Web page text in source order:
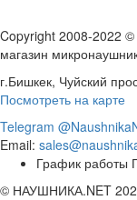
Copyright 2008-2022
магазин
г.Бишкек, Чуйский
Посмотреть на карте
Telegram
Email:
График работы
© НАУШНИКА.NET